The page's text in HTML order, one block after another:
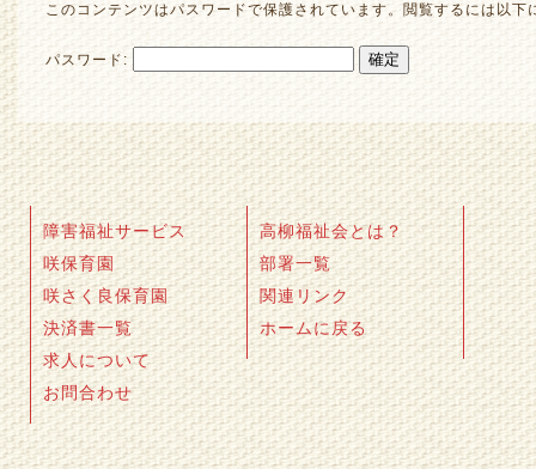
このコンテンツはパスワードで保護されています。閲覧するには以
パスワード:
障害福祉サービス
咲保育園
咲さく良保育園
決済書一覧
求人について
お問合わせ
高柳福祉会とは？
部署一覧
関連リンク
ホームに戻る